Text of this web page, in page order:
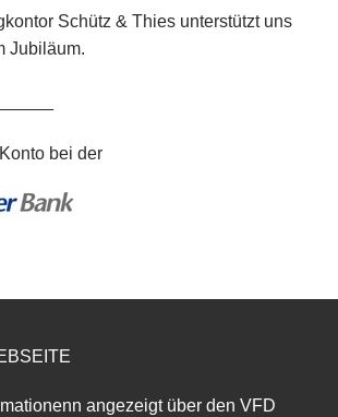
Schütz & Thies unterstützt uns
Jubiläum.
bei der
angezeigt über den VFD